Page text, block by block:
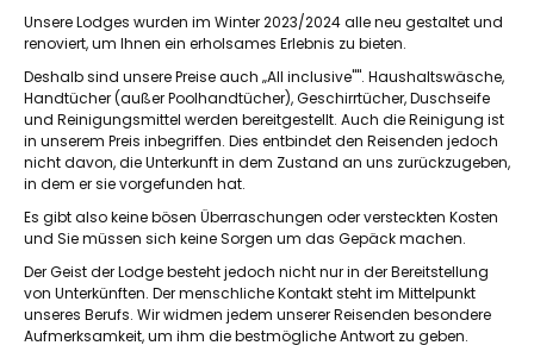
Unsere Lodges wurden im Winter 2023/2024 alle neu gestaltet und
renoviert, um Ihnen ein erholsames Erlebnis zu bieten.
Deshalb sind unsere Preise auch „All inclusive"". Haushaltswäsche,
Handtücher (außer Poolhandtücher), Geschirrtücher, Duschseife
und Reinigungsmittel werden bereitgestellt. Auch die Reinigung ist
in unserem Preis inbegriffen. Dies entbindet den Reisenden jedoch
nicht davon, die Unterkunft in dem Zustand an uns zurückzugeben,
in dem er sie vorgefunden hat.
Es gibt also keine bösen Überraschungen oder versteckten Kosten
und Sie müssen sich keine Sorgen um das Gepäck machen.
Der Geist der Lodge besteht jedoch nicht nur in der Bereitstellung
von Unterkünften. Der menschliche Kontakt steht im Mittelpunkt
unseres Berufs. Wir widmen jedem unserer Reisenden besondere
Aufmerksamkeit, um ihm die bestmögliche Antwort zu geben.